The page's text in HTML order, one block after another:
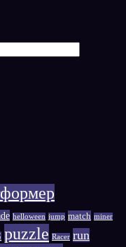
helloween jump match miner
puzzle Racer run